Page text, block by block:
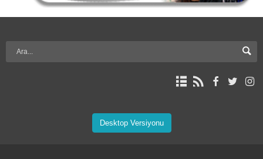
Desktop Versiyonu